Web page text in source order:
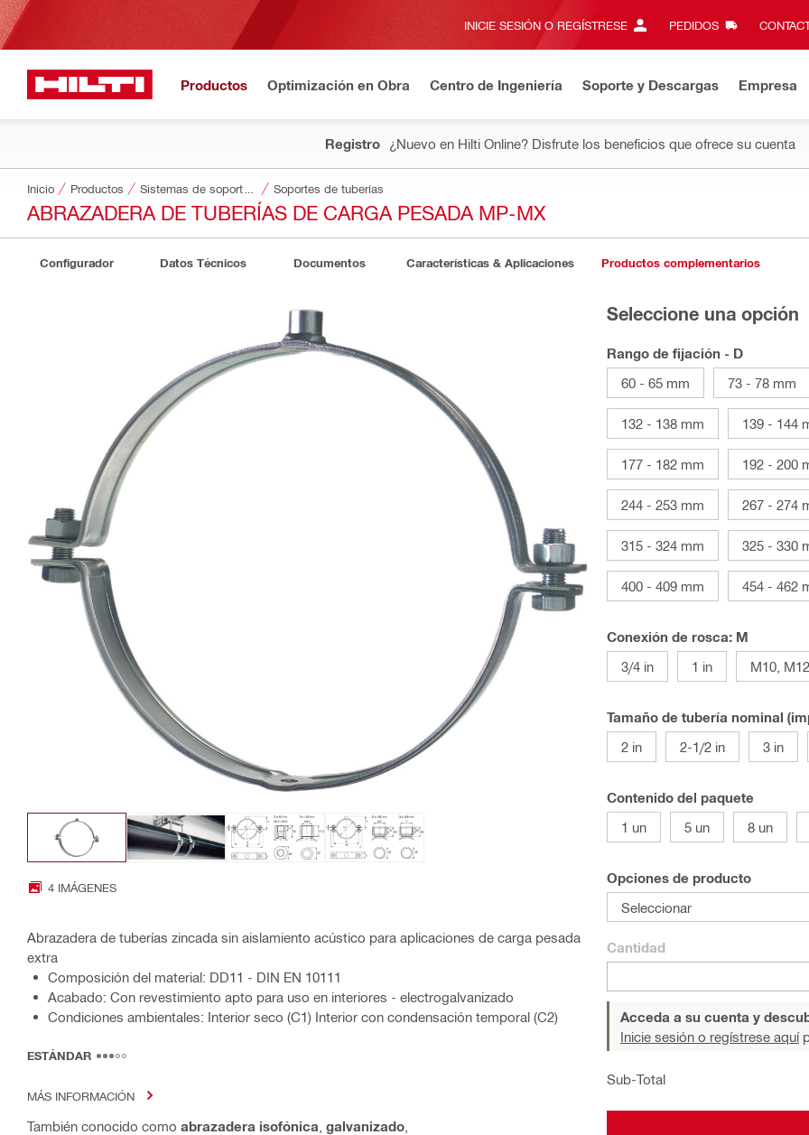
INICIE SESIÓN O REGÍSTRESE PEDIDOS
Productos Optimización en Obra Centro de Ingeniería Soporte y Descargas Empresa
Registro ¿Nuevo en Hilti Online? Disfrute los beneficios que ofrece su cuenta
Inicio Productos Soportes de tuberías
ABRAZADERA DE TUBERÍAS DE CARGA PESADA MP-MX
Configurador Datos Técnicos Documentos Características & Aplicaciones Productos complementarios
4 IMÁGENES
Abrazadera de tuberías zincada sin aislamiento acústico para aplicaciones de carga pesada
extra
Composición del material: DD11 - DIN EN 10111
Acabado: Con revestimiento apto para uso en interiores - electrogalvanizado
Condiciones ambientales: Interior seco (C1) Interior con condensación temporal (C2)
ESTÁNDAR
MÁS INFORMACIÓN
También conocido como abrazadera isofónica galvanizado
Seleccione una opción
Rango de fijación - D
60 - 65 mm
73 - 78 mm
132 - 138 mm 139 - 144
177 - 182 mm 192 - 200
244 - 253 mm 267 - 274
315 - 324 mm 325 - 330
400 - 409 mm 454 - 462
Conexión de rosca: M
3/4 in
1 in M10, M12
Tamaño de tubería nominal
2 in
2-1/2 in 3 in
Contenido del paquete
1 un
5 un 8 un
Opciones de producto
Seleccionar
Cantidad
Acceda a su cuenta y
Inicie sesión o regístrese aquí
Sub-Total